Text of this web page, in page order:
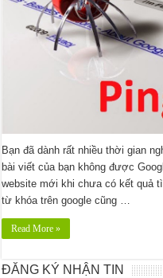
Bạn đã dành rất nhiều thời gian
bài viết của bạn không được
website mới khi chưa có kết quả
từ khóa trên google cũng …
Read More »
ĐĂNG KÝ NHẬN TIN